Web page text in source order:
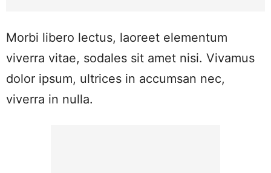
Morbi libero lectus, laoreet elementum
viverra vitae, sodales sit amet nisi. Vivamus
dolor ipsum, ultrices in accumsan nec,
viverra in nulla.